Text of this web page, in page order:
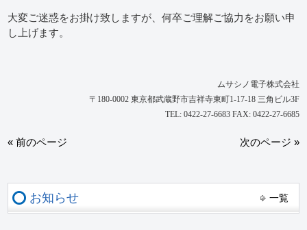
大変ご迷惑をお掛け致しますが、何卒ご理解ご協力をお願い申
し上げます。
ムサシノ電子株式会社
〒180-0002 東京都武蔵野市吉祥寺東町1-17-18 三角ビル3F
TEL: 0422-27-6683 FAX: 0422-27-6685
« 前のページ 次のページ »
お知らせ 一覧